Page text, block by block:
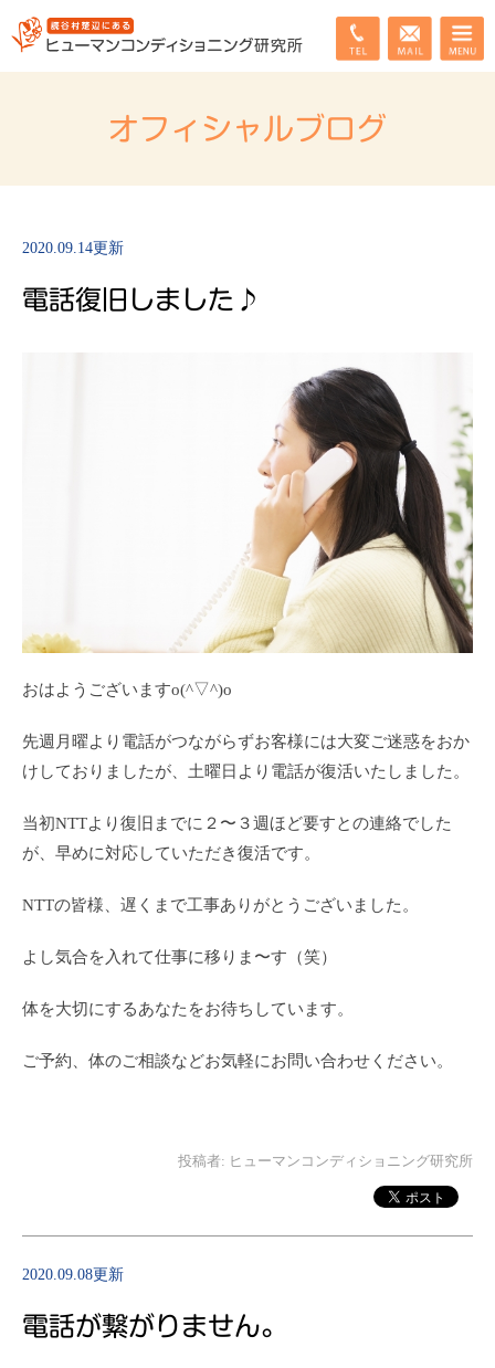
オフィシャルブログ
2020.09.14更新
電話復旧しました♪
おはようございますo(^▽^)o
先週月曜より電話がつながらずお客様には大変ご迷惑をおか
けしておりましたが、土曜日より電話が復活いたしました。
当初NTTより復旧までに２〜３週ほど要すとの連絡でした
が、早めに対応していただき復活です。
NTTの皆様、遅くまで工事ありがとうございました。
よし気合を入れて仕事に移りま〜す（笑）
体を大切にするあなたをお待ちしています。
ご予約、体のご相談などお気軽にお問い合わせください。
投稿者: ヒューマンコンディショニング研究所
2020.09.08更新
電話が繋がりません。